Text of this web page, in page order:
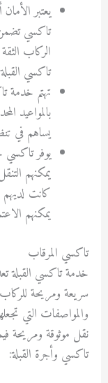
يعتبر
تاكسي تضمن
الركاب
تاكسي
تهتم خدمة
بالمواعيد
يساهم في
يوفر تاكسي
يمكنهم
كانت
يمكنهم
تاكسي المرقاب
خدمة تاكسي القبلة
سريعة ومريحة للركاب
والمواصفات التي
نقل موثوقة ومريحة
تاكسي وأجرة القبلة: